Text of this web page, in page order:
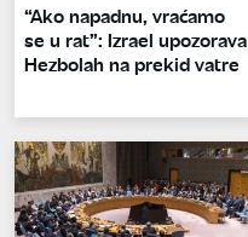
“Ako napadnu, vraćamo
se u rat”: Izrael upozorava
Hezbolah na prekid vatre